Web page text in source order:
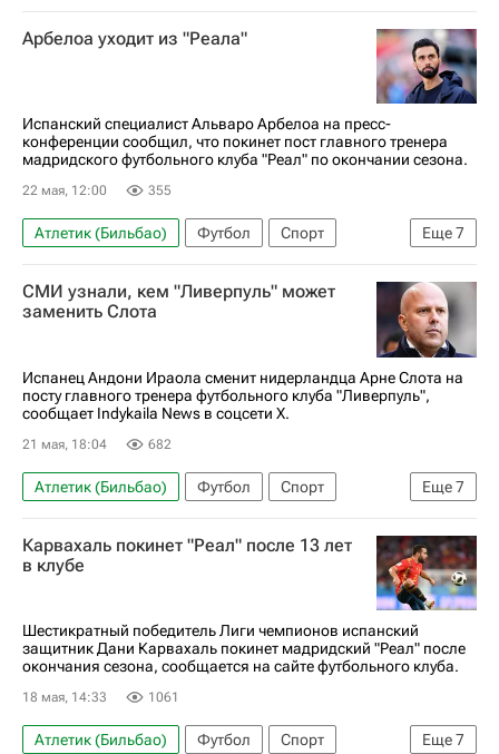
Канада
Марсело Бьелса Лилль
Лацио
Лидс Юнайтед
Арбелоа уходит из "Реала"
Испанский специалист Альваро Арбелоа на пресс-
конференции сообщил, что покинет пост главного тренера
мадридского футбольного клуба "Реал" по окончании сезона.
22 мая, 12:00 355
Еще7
Атлетик (Бильбао) Футбол
Спорт
Испания
Альваро Арбелоа
Хаби Алонсо
Реал Мадрид
Барселона
Чемпионат Испании по футболу
СМИ узнали, кем "Ливерпуль" может
заменить Слота
Испанец Андони Ираола сменит нидерландца Арне Слота на
посту главного тренера футбольного клуба "Ливерпуль",
сообщает Indykaila News в соцсети X.
21 мая, 18:04 682
Еще7
Атлетик (Бильбао) Футбол
Спорт
Бильбао
Андони Ираола
Арне Слот
Борнмут
Юрген Клопп
Ливерпуль
АПЛ 2026-2027 (Чемпионат Англии по футболу)
Карвахаль покинет "Реал" после 13 лет
в клубе
Шестикратный победитель Лиги чемпионов испанский
защитник Дани Карвахаль покинет мадридский "Реал" после
окончания сезона, сообщается на сайте футбольного клуба.
18 мая, 14:33 1061
Еще7
Атлетик (Бильбао) Футбол
Спорт